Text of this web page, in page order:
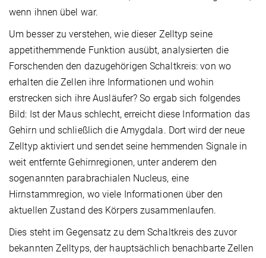
wenn ihnen übel war.
Um besser zu verstehen, wie dieser Zelltyp seine
appetithemmende Funktion ausübt, analysierten die
Forschenden den dazugehörigen Schaltkreis: von wo
erhalten die Zellen ihre Informationen und wohin
erstrecken sich ihre Ausläufer? So ergab sich folgendes
Bild: Ist der Maus schlecht, erreicht diese Information das
Gehirn und schließlich die Amygdala. Dort wird der neue
Zelltyp aktiviert und sendet seine hemmenden Signale in
weit entfernte Gehirnregionen, unter anderem den
sogenannten parabrachialen Nucleus, eine
Hirnstammregion, wo viele Informationen über den
aktuellen Zustand des Körpers zusammenlaufen.
Dies steht im Gegensatz zu dem Schaltkreis des zuvor
bekannten Zelltyps, der hauptsächlich benachbarte Zellen